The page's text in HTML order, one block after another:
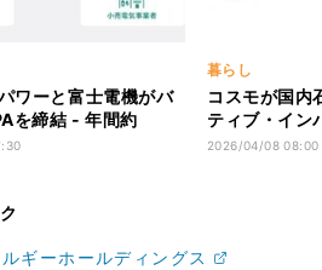
ワーと富士電機がバ
を締結 - 年間約
相当の環境価値を取
暮らし
コスモが国内
ティブ・イン
スを実行 - 三
2026/04/08 08:00
ギーホールディングス